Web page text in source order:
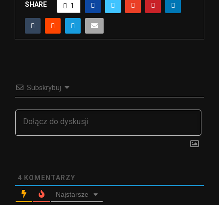
SHARE 1
Subskrybuj
4 KOMENTARZY
Najstarsze